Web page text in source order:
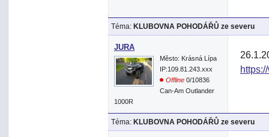
Téma: KLUBOVNA POHODÁŘŮ ze severu
JURA
Město: Krásná Lípa
IP:109.81.243.xxx
Offline 0/10836
Can-Am Outlander
1000R
Téma: KLUBOVNA POHODÁŘŮ ze severu